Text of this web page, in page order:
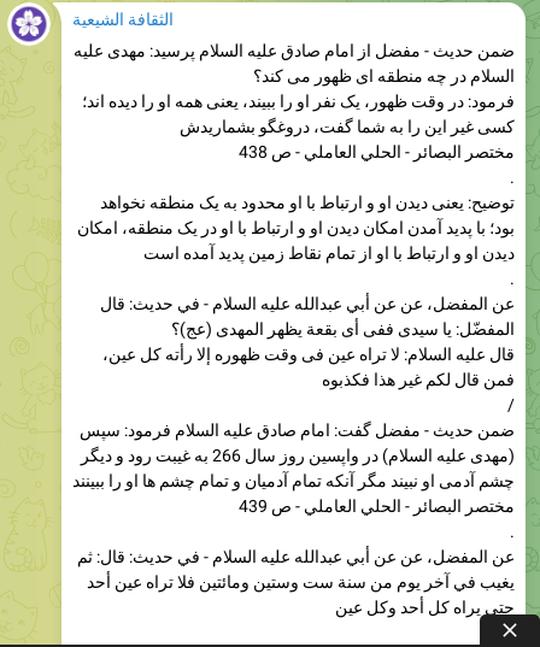
فرمود: در وقت ظهور، یک نفر او را ببیند، یعنی همه او را دیده اند؛
کسی غیر این را به شما گفت، دروغگو بشماریدش
مختصر البصائر - الحلي العاملي - ص 438
.
توضیح: یعنی دیدن او و ارتباط با او محدود به یک منطقه نخواهد
دیدن او و ارتباط با او از تمام نقاط زمین پدید آمده است
.
عن المفضل، عن عن أبي عبدالله علیه السلام - في حدیث: قال
قال علیه السلام: لا تراه عین فی وقت ظهوره إلا رأته کل عین،
فمن قال لکم غیر هذا فکذبوه
/
ضمن حدیث - مفضل گفت: امام صادق علیه السلام فرمود: سپس
چشم آدمی او نبیند مگر آنکه تمام آدمیان و تمام چشم ها او را ببینند
مختصر البصائر - الحلي العاملي - ص 439
.
عن المفضل، عن عن أبي عبدالله علیه السلام - في حدیث: قال: ثم
حتى يراه كل أحد وكل عين
/
ابن مسکان گفت: شنیدم امام صادق علیه السلام فرمود: در زمانه
قائم علیه السلام، مؤمنان یکی که در شرق عالم است، دیگری را